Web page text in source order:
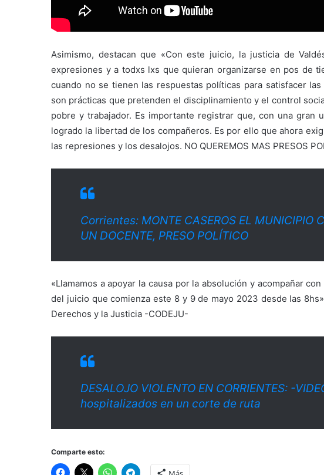
Asimismo, destacan que «Con este juicio, la justicia de
expresiones y a todxs lxs que quieran organizarse en pos de
cuando no se tienen las respuestas políticas para satisfacer
son prácticas que pretenden el disciplinamiento y el control
pobre y trabajador. Es importante registrar que, con una gran
logrado la libertad de los compañeros. Es por ello que ahora
las represiones y los desalojos. NO QUEREMOS MAS PRESOS
Corrientes: MONTE CASEROS EL MUNICIPIO
UN DOCENTE, PRESO POLÍTICO
«Llamamos a apoyar la causa por la absolución y acompañar
del juicio que comienza este 8 y 9 de mayo 2023 desde las
Derechos y la Justicia -CODEJU-
DESALOJO VIOLENTO EN CORRIENTES: -
hospitalizados en un corte de ruta
Comparte esto: